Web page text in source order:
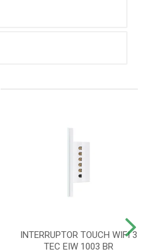
INTERRUPTOR TOUCH WIFI 3
TEC EIW 1003 BR